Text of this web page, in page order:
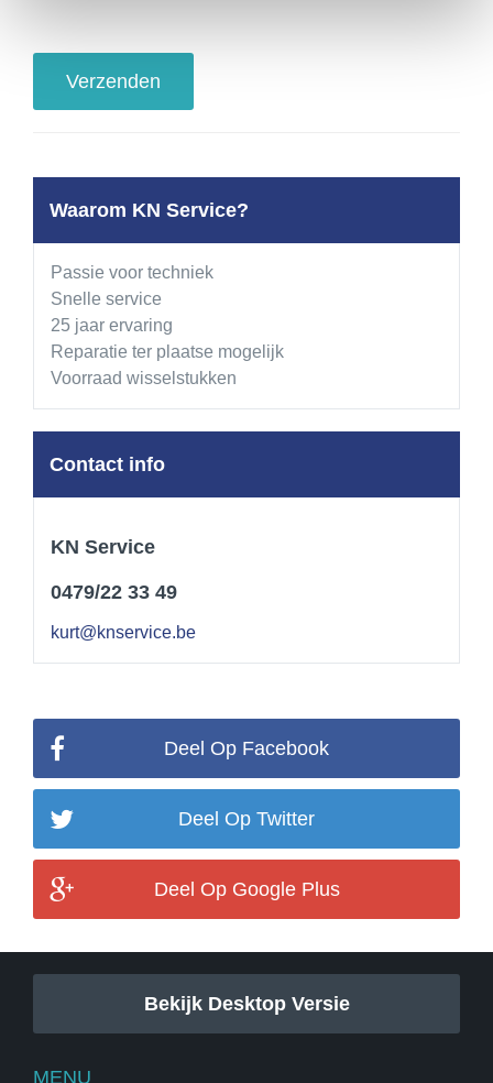
Waarom KN Service?
Passie voor techniek
Snelle service
25 jaar ervaring
Reparatie ter plaatse mogelijk
Voorraad wisselstukken
Contact info
KN Service
0479/22 33 49
kurt@knservice.be
Deel Op Facebook
Deel Op Twitter
Deel Op Google Plus
Bekijk Desktop Versie
MENU